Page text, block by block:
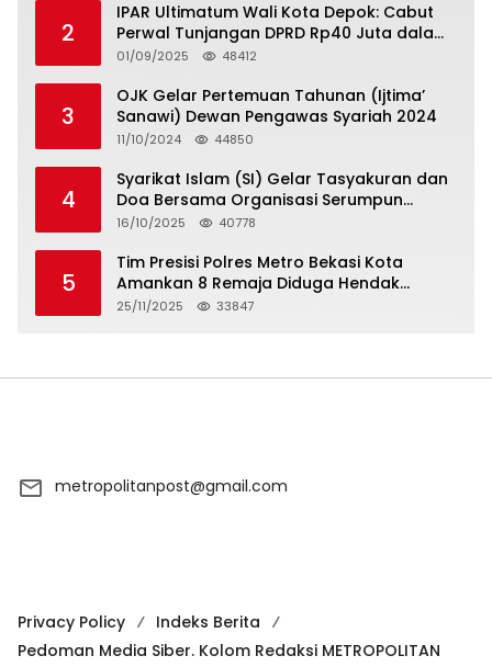
2
IPAR Ultimatum Wali Kota Depok: Cabut
Perwal Tunjangan DPRD Rp40 Juta dalam
5 Hari atau Hadapi Aksi Rakyat
01/09/2025 48412
3
OJK Gelar Pertemuan Tahunan (Ijtima’
Sanawi) Dewan Pengawas Syariah 2024
11/10/2024 44850
4
Syarikat Islam (SI) Gelar Tasyakuran dan
Doa Bersama Organisasi Serumpun
Syarikat Islam Doa
16/10/2025 40778
5
Tim Presisi Polres Metro Bekasi Kota
Amankan 8 Remaja Diduga Hendak
Tawuran
25/11/2025 33847
metropolitanpost@gmail.com
Privacy Policy
Indeks Berita
Pedoman Media Siber. Kolom Redaksi METROPOLITAN